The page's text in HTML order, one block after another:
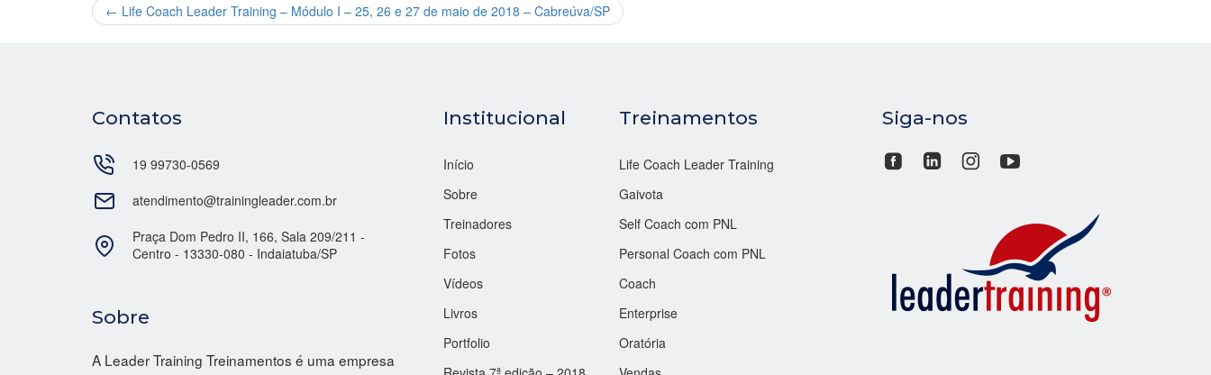
← Life Coach Leader Training – Módulo I – 25, 26 e 27 de maio de 2018 – Cabreúva/SP
Contatos
19 99730-0569
atendimento@trainingleader.com.br
Praça Dom Pedro II, 166, Sala 209/211 -
Centro - 13330-080 - Indaiatuba/SP
Sobre
A Leader Training Treinamentos é uma empresa
Institucional
Início
Sobre
Treinadores
Fotos
Vídeos
Livros
Portfolio
Treinamentos
Life Coach Leader Training
Gaivota
Self Coach com PNL
Personal Coach com PNL
Coach
Enterprise
Oratória
Siga-nos